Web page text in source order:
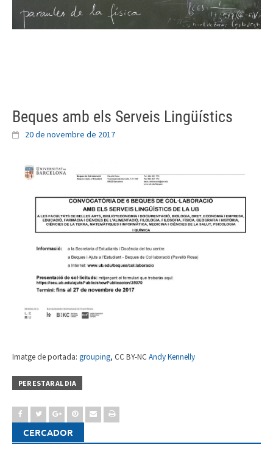
Beques amb els Serveis Lingüístics
20 de novembre de 2017
Imatge de portada: grouping, CC BY-NC Andy Kennelly
PER ESTAR AL DIA
CERCADOR